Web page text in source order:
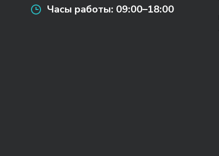
Часы работы: 09:00–18:00